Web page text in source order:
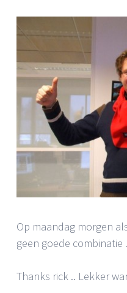
Op maandag morgen
geen goede
Thanks rick .. Lekker